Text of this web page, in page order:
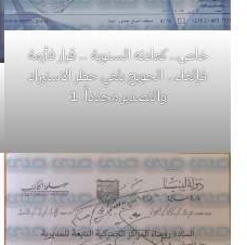
خاص.. كعادته السنوية .. قرار فأزمة
فإلغاء.. الحويج يلغي حظر الاستيراد
والتصدير مجدداً 1